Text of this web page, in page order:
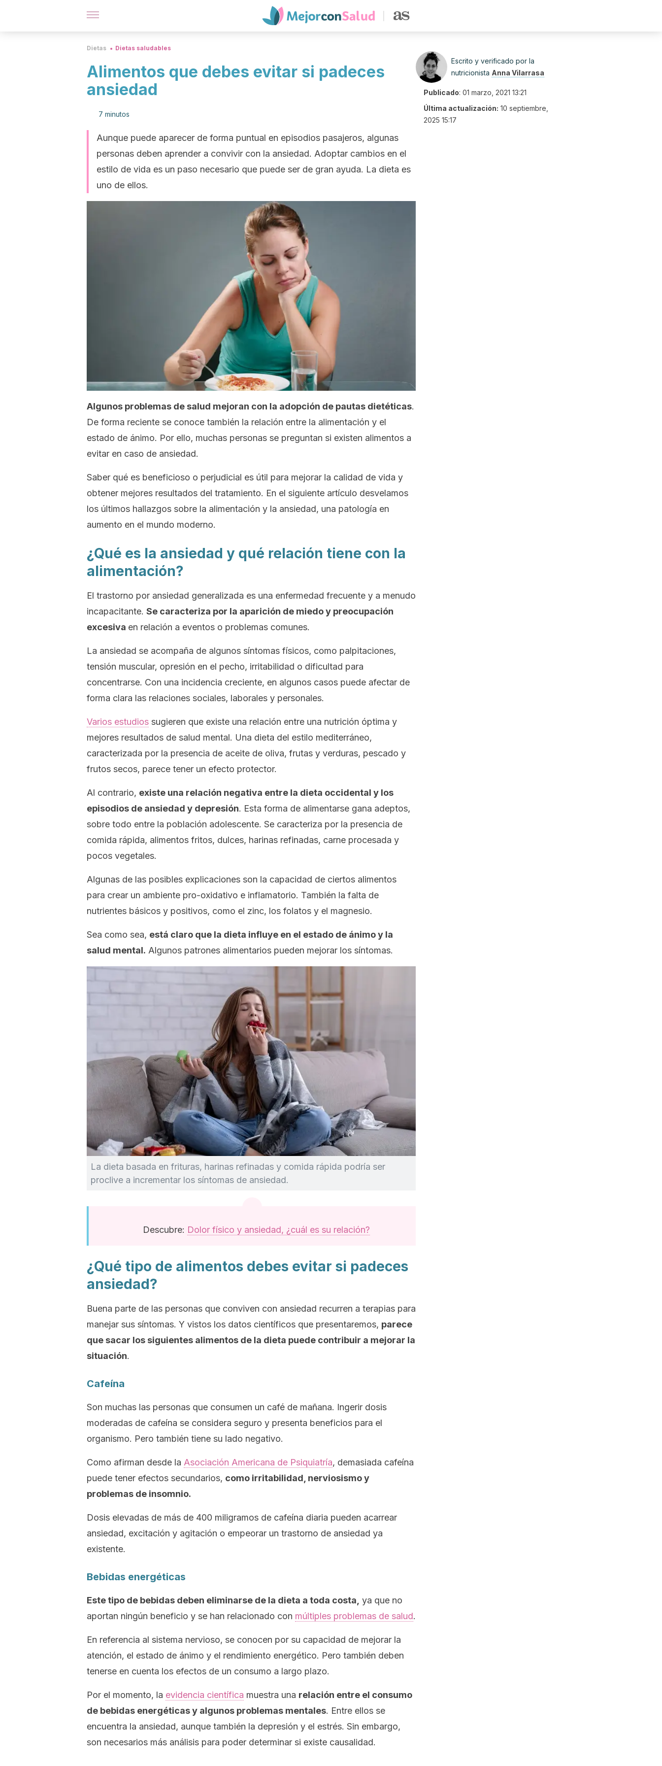
Dietas Dietas saludables
Alimentos que debes evitar si padeces
ansiedad
7 minutos
Aunque puede aparecer de forma puntual en episodios pasajeros, algunas
personas deben aprender a convivir con la ansiedad. Adoptar cambios en el
estilo de vida es un paso necesario que puede ser de gran ayuda. La dieta es
uno de ellos.
Algunos problemas de salud mejoran con la adopción de pautas dietéticas.
De forma reciente se conoce también la relación entre la alimentación y el
estado de ánimo. Por ello, muchas personas se preguntan si existen alimentos a
evitar en caso de ansiedad.
Saber qué es beneficioso o perjudicial es útil para mejorar la calidad de vida y
obtener mejores resultados del tratamiento. En el siguiente artículo desvelamos
los últimos hallazgos sobre la alimentación y la ansiedad, una patología en
aumento en el mundo moderno.
¿Qué es la ansiedad y qué relación tiene con la
alimentación?
El trastorno por ansiedad generalizada es una enfermedad frecuente y a menudo
incapacitante. Se caracteriza por la aparición de miedo y preocupación
excesiva en relación a eventos o problemas comunes.
La ansiedad se acompaña de algunos síntomas físicos, como palpitaciones,
tensión muscular, opresión en el pecho, irritabilidad o dificultad para
concentrarse. Con una incidencia creciente, en algunos casos puede afectar de
forma clara las relaciones sociales, laborales y personales.
Varios estudios sugieren que existe una relación entre una nutrición óptima y
mejores resultados de salud mental. Una dieta del estilo mediterráneo,
caracterizada por la presencia de aceite de oliva, frutas y verduras, pescado y
frutos secos, parece tener un efecto protector.
Al contrario, existe una relación negativa entre la dieta occidental y los
episodios de ansiedad y depresión. Esta forma de alimentarse gana adeptos,
sobre todo entre la población adolescente. Se caracteriza por la presencia de
comida rápida, alimentos fritos, dulces, harinas refinadas, carne procesada y
pocos vegetales.
Algunas de las posibles explicaciones son la capacidad de ciertos alimentos
para crear un ambiente pro-oxidativo e inflamatorio. También la falta de
nutrientes básicos y positivos, como el zinc, los folatos y el magnesio.
Sea como sea, está claro que la dieta influye en el estado de ánimo y la
salud mental. Algunos patrones alimentarios pueden mejorar los síntomas.
La dieta basada en frituras, harinas refinadas y comida rápida podría ser
proclive a incrementar los síntomas de ansiedad.
Descubre: Dolor físico y ansiedad, ¿cuál es su relación?
¿Qué tipo de alimentos debes evitar si padeces
ansiedad?
Buena parte de las personas que conviven con ansiedad recurren a terapias para
manejar sus síntomas. Y vistos los datos científicos que presentaremos, parece
que sacar los siguientes alimentos de la dieta puede contribuir a mejorar la
situación.
Cafeína
Son muchas las personas que consumen un café de mañana. Ingerir dosis
moderadas de cafeína se considera seguro y presenta beneficios para el
organismo. Pero también tiene su lado negativo.
Como afirman desde la Asociación Americana de Psiquiatría, demasiada cafeína
puede tener efectos secundarios, como irritabilidad, nerviosismo y
problemas de insomnio.
Dosis elevadas de más de 400 miligramos de cafeína diaria pueden acarrear
ansiedad, excitación y agitación o empeorar un trastorno de ansiedad ya
existente.
Bebidas energéticas
Este tipo de bebidas deben eliminarse de la dieta a toda costa, ya que no
aportan ningún beneficio y se han relacionado con múltiples problemas de salud.
En referencia al sistema nervioso, se conocen por su capacidad de mejorar la
atención, el estado de ánimo y el rendimiento energético. Pero también deben
tenerse en cuenta los efectos de un consumo a largo plazo.
Por el momento, la evidencia científica muestra una relación entre el consumo
de bebidas energéticas y algunos problemas mentales. Entre ellos se
encuentra la ansiedad, aunque también la depresión y el estrés. Sin embargo,
son necesarios más análisis para poder determinar si existe causalidad.
Escrito y verificado por la
nutricionista Anna Vilarrasa
Publicado: 01 marzo, 2021 13:21
Última actualización: 10 septiembre,
2025 15:17